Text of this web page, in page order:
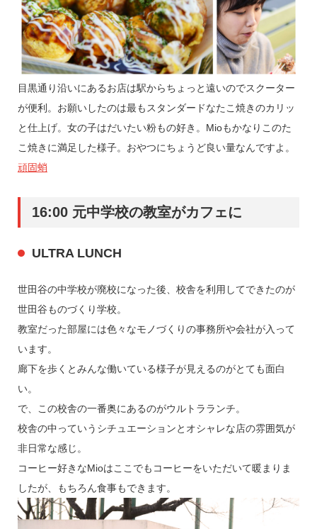
目黒通り沿いにあるお店は駅からちょっと遠いのでスクーター
が便利。お願いしたのは最もスタンダードなたこ焼きのカリッ
と仕上げ。女の子はだいたい粉もの好き。Mioもかなりこのた
こ焼きに満足した様子。おやつにちょうど良い量なんですよ。
頑固蛸
16:00 元中学校の教室がカフェに
ULTRA LUNCH
世田谷の中学校が廃校になった後、校舎を利用してできたのが
世田谷ものづくり学校。
教室だった部屋には色々なモノづくりの事務所や会社が入って
います。
廊下を歩くとみんな働いている様子が見えるのがとても面白
い。
で、この校舎の一番奥にあるのがウルトラランチ。
校舎の中っていうシチュエーションとオシャレな店の雰囲気が
非日常な感じ。
コーヒー好きなMioはここでもコーヒーをいただいて暖まりま
したが、もちろん食事もできます。